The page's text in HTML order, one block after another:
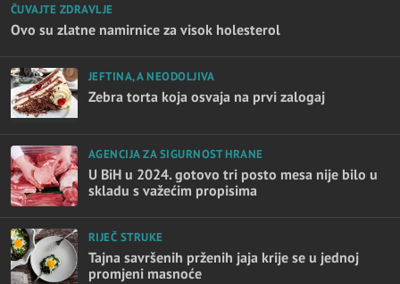
ČUVAJTE ZDRAVLJE
Ovo su zlatne namirnice za visok holesterol
JEFTINA, A NEODOLJIVA
Zebra torta koja osvaja na prvi zalogaj
AGENCIJA ZA SIGURNOST HRANE
U BiH u 2024. gotovo tri posto mesa nije bilo u
skladu s važećim propisima
RIJEČ STRUKE
Tajna savršenih prženih jaja krije se u jednoj
promjeni masnoće